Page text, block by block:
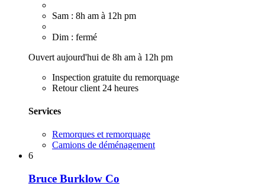
Sam : 8h am à 12h pm
Dim : fermé
Ouvert aujourd'hui de 8h am à 12h pm
Inspection gratuite du remorquage
Retour client 24 heures
Services
Remorques et remorquage
Camions de déménagement
6
Bruce Burklow Co